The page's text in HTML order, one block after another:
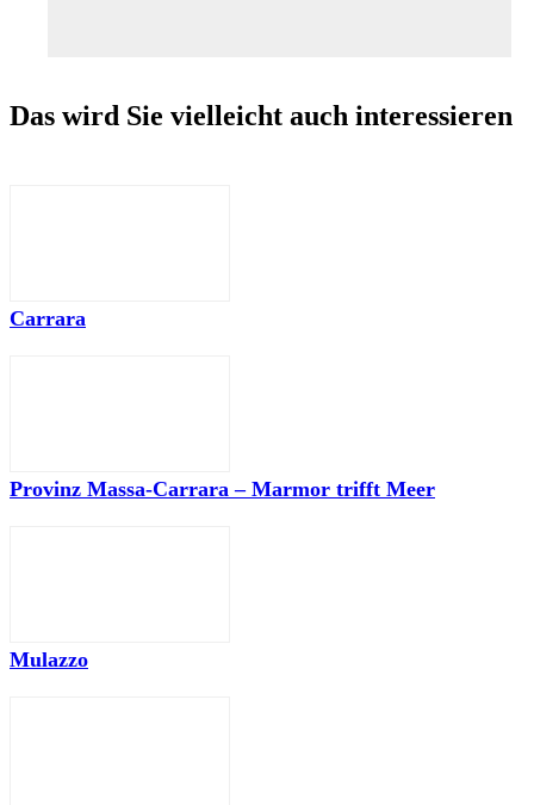
Das wird Sie vielleicht auch interessieren
Carrara
Provinz Massa-Carrara – Marmor trifft Meer
Mulazzo